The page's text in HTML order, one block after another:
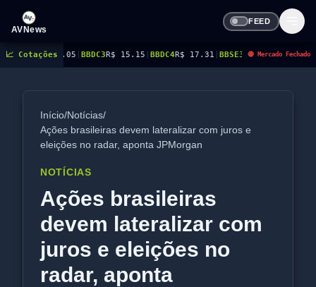
AVNews
FEED
📈 Cotações
20.05|BBDC3R$ 15.15|BBDC4 R$ 17.31|BBSE3R$ 38.38|BEES3R$ 8.78|
🔴 Mercado Fechado
Início/Notícias/
Ações brasileiras devem lateralizar com juros e
eleições no radar, aponta JPMorgan
NOTÍCIAS
Ações brasileiras
devem lateralizar com
juros e eleições no
radar, aponta